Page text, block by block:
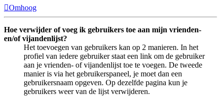
Omhoog
Hoe verwijder of voeg ik gebruikers toe aan mijn vrienden-
en/of vijandenlijst?
Het toevoegen van gebruikers kan op 2 manieren. In het
profiel van iedere gebruiker staat een link om de gebruiker
aan je vrienden- of vijandenlijst toe te voegen. De tweede
manier is via het gebruikerspaneel, je moet dan een
gebruikersnaam opgeven. Op dezelfde pagina kun je
gebruikers weer van de lijst verwijderen.